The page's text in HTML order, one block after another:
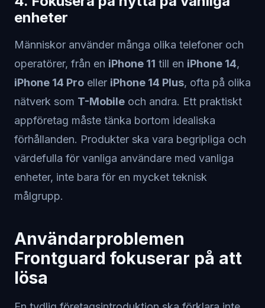
enheter
Människor använder många olika telefoner och
operatörer, från en iPhone 11 till en iPhone 14,
iPhone 14 Pro eller iPhone 14 Plus, ofta på olika
nätverk som T-Mobile och andra. Ett praktiskt
appföretag måste tänka bortom idealiska
förhållanden. Produkter ska vara begripliga och
värdefulla för vanliga användare med vanliga
enheter, inte bara för en mycket teknisk
målgrupp.
Användarproblemen
Frontguard fokuserar på att
lösa